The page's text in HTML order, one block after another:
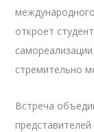
откроет
стремительно
Встреча